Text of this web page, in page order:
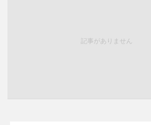
記事がありません